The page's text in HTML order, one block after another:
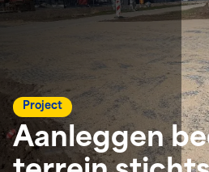
Aanleggen
Project